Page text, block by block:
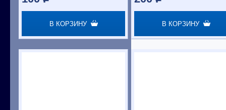
В КОРЗИНУ В КОРЗИНУ